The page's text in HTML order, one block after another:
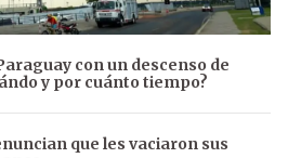
con un descenso de
y por cuánto tiempo?
que les vaciaron sus